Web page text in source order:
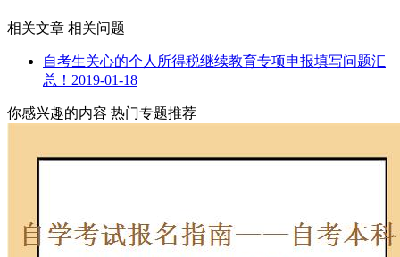
相关文章 相关问题
自考生关心的个人所得税继续教育专项申报填写问题汇
总！ 2019-01-18
你感兴趣的内容 热门专题推荐